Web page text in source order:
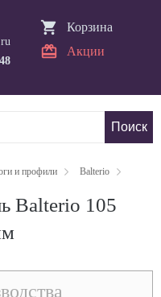
Корзина
Акции
и профили Balterio
Balterio 105